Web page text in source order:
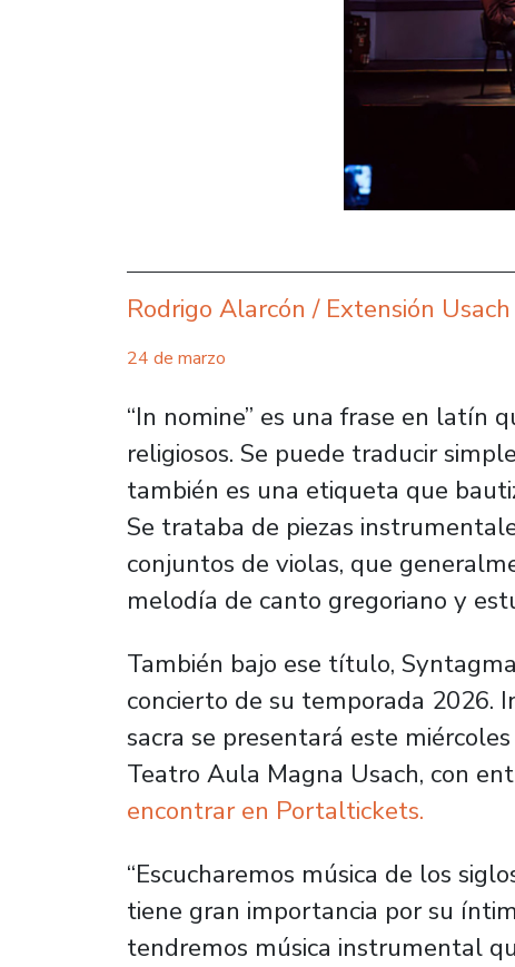
Rodrigo Alarcón / Extensión Usach
24 de marzo
“In nomine” es una frase en latín
religiosos. Se puede traducir
también es una etiqueta que
Se trataba de piezas
conjuntos de violas, que
melodía de canto gregoriano y
También bajo ese título,
concierto de su temporada 2026.
sacra se presentará este
Teatro Aula Magna Usach, con
encontrar en Portaltickets.
“Escucharemos música de los
tiene gran importancia por su
tendremos música instrumental